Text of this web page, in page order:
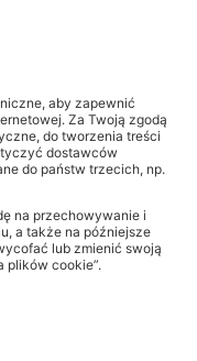
prwane
o dostępności
BOSS EXPERIENCE